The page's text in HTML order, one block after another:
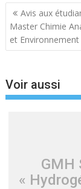
Navigation
de
l’article
Avis aux
Master Chimie
et Environnement
Voir aussi
GMH
«